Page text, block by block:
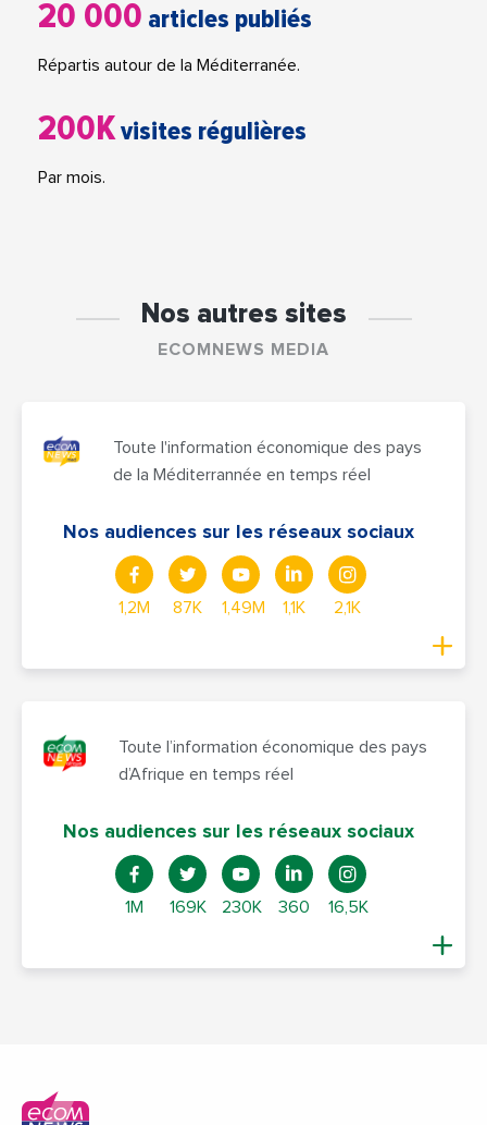
20 000 articles publiés
Répartis autour de la Méditerranée.
200Kvisites régulières
Par mois.
Nos autres sites
ECOMNEWS MEDIA
Toute l'information économique des pays
de la Méditerrannée en temps réel
Nos audiences sur les réseaux sociaux
1,2M 87K 1,49M 1,1K 2,1K
Toute l’information économique des pays
d’Afrique en temps réel
Nos audiences sur les réseaux sociaux
1M 169K 230K 360 16,5K